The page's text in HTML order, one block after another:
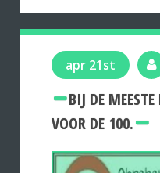
apr 21st
BIJ DE
VOOR DE 100.